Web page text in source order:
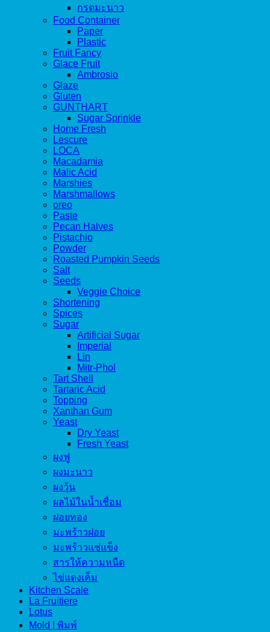
กรดมะนาว
Food Container
Paper
Plastic
Fruit Fancy
Glace Fruit
Ambrosio
Glaze
Gluten
GUNTHART
Sugar Sprinkle
Home Fresh
Lescure
LOCA
Macadamia
Malic Acid
Marshies
Marshmallows
oreo
Paste
Pecan Halves
Pistachio
Powder
Roasted Pumpkin Seeds
Salt
Seeds
Veggie Choice
Shortening
Spices
Sugar
Artificial Sugar
Imperial
Lin
Mitr-Phol
Tart Shell
Tartaric Acid
Topping
Xanthan Gum
Yeast
Dry Yeast
Fresh Yeast
ผงฟู
ผงมะนาว
ผงวุ้น
ผลไม้ในน้ำเชื่อม
ฝอยทอง
มะพร้าวฝอย
มะพร้าวแช่แข็ง
สารให้ความหนืด
ไข่แดงเค็ม
Kitchen Scale
La Fruitiere
Lotus
Mold | พิมพ์